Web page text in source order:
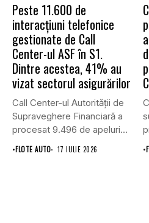
Peste 11.600 de
interacțiuni telefonice
gestionate de Call
Center-ul ASF în S1.
Dintre acestea, 41% au
vizat sectorul asigurărilor
Call Center-ul Autorității de
Supraveghere Financiară a
procesat 9.496 de apeluri
primite...
•FLOTE AUTO 17 IULIE 2026 •